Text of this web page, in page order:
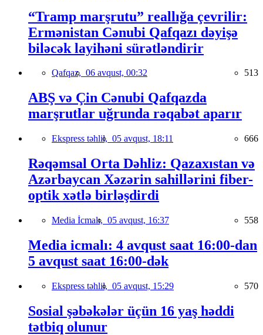
“Tramp marşrutu” reallığa çevrilir:
Ermənistan Cənubi Qafqazı dəyişə
biləcək layihəni sürətləndirir
Qafqaz, 06 avqust, 00:32 513
ABŞ və Çin Cənubi Qafqazda
marşrutlar uğrunda rəqabət aparır
Ekspress təhlil, 05 avqust, 18:11 666
Rəqəmsal Orta Dəhliz: Qazaxıstan və
Azərbaycan Xəzərin sahillərini fiber-
optik xətlə birləşdirdi
Media İcmalı, 05 avqust, 16:37 558
Media icmalı: 4 avqust saat 16:00-dan
5 avqust saat 16:00-dək
Ekspress təhlil, 05 avqust, 15:29 570
Sosial şəbəkələr üçün 16 yaş həddi
tətbiq olunur